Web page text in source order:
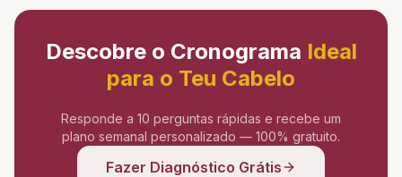
Descobre o Cronograma Ideal
para o Teu Cabelo
Responde a 10 perguntas rápidas e recebe um
plano semanal personalizado — 100% gratuito.
Fazer Diagnóstico Grátis